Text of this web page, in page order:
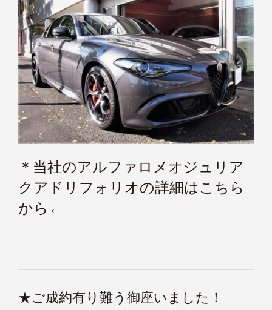
＊当社のアルファロメオジュリア
クアドリフォリオの詳細はこちら
から←
★ご成約有り難う御座いました！